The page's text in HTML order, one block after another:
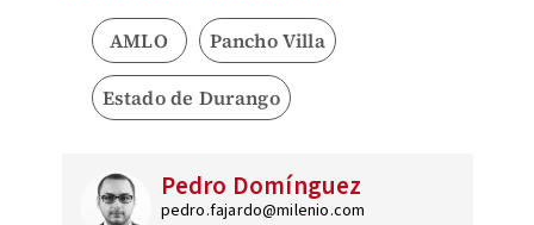
AMLO Pancho Villa
Estado de Durango
Pedro Domínguez
pedro.fajardo@milenio.com